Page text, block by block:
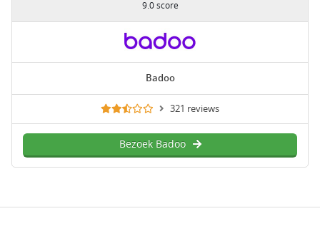
9.0 score
Badoo
321 reviews
Bezoek Badoo